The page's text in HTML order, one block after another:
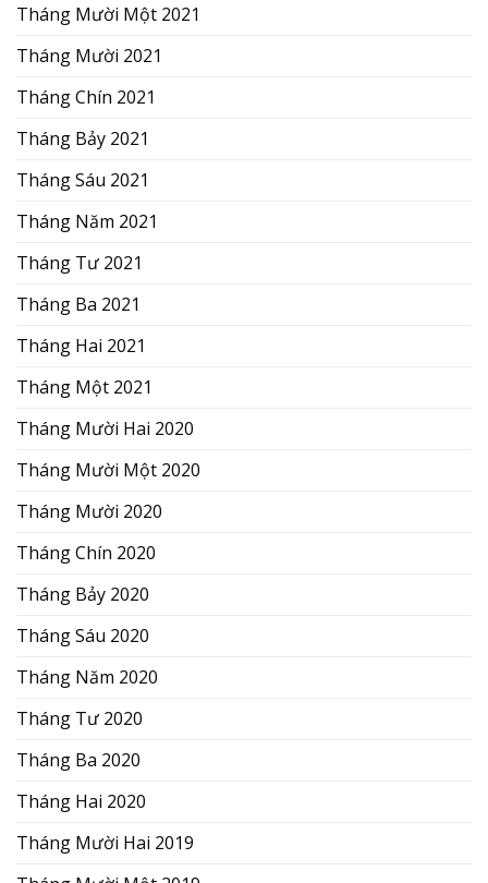
Tháng Mười Một 2021
Tháng Mười 2021
Tháng Chín 2021
Tháng Bảy 2021
Tháng Sáu 2021
Tháng Năm 2021
Tháng Tư 2021
Tháng Ba 2021
Tháng Hai 2021
Tháng Một 2021
Tháng Mười Hai 2020
Tháng Mười Một 2020
Tháng Mười 2020
Tháng Chín 2020
Tháng Bảy 2020
Tháng Sáu 2020
Tháng Năm 2020
Tháng Tư 2020
Tháng Ba 2020
Tháng Hai 2020
Tháng Mười Hai 2019